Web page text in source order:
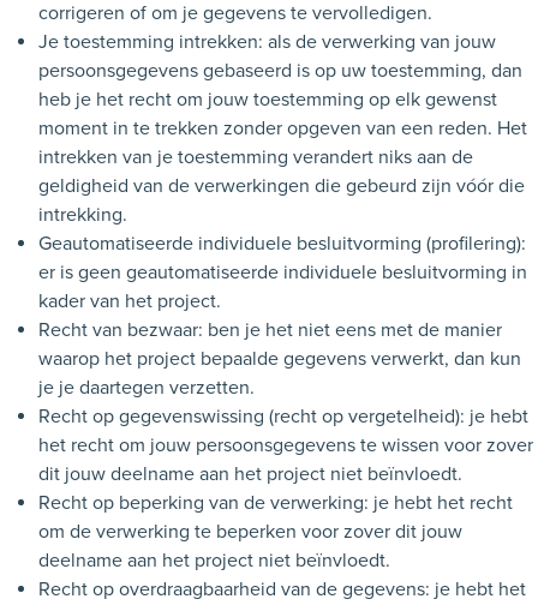
corrigeren of om je gegevens te vervolledigen.
Je toestemming intrekken: als de verwerking van jouw
persoonsgegevens gebaseerd is op uw toestemming, dan
heb je het recht om jouw toestemming op elk gewenst
moment in te trekken zonder opgeven van een reden. Het
intrekken van je toestemming verandert niks aan de
geldigheid van de verwerkingen die gebeurd zijn vóór die
intrekking.
Geautomatiseerde individuele besluitvorming (profilering):
er is geen geautomatiseerde individuele besluitvorming in
kader van het project.
Recht van bezwaar: ben je het niet eens met de manier
waarop het project bepaalde gegevens verwerkt, dan kun
je je daartegen verzetten.
Recht op gegevenswissing (recht op vergetelheid): je hebt
het recht om jouw persoonsgegevens te wissen voor zover
dit jouw deelname aan het project niet beïnvloedt.
Recht op beperking van de verwerking: je hebt het recht
om de verwerking te beperken voor zover dit jouw
deelname aan het project niet beïnvloedt.
Recht op overdraagbaarheid van de gegevens: je hebt het